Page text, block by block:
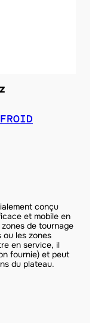
conçu
et mobile en
de tournage
ou les zones
en service, il
fournie) et peut
du plateau.